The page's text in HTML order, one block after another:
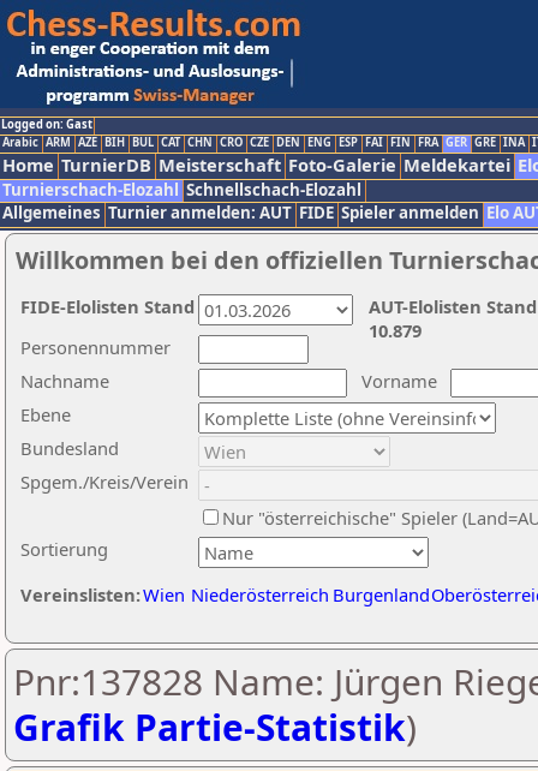
Logged on: Gast
Arabic ARM AZE BIH BUL CAT CHN CRO CZE DEN ENG ESP FAI FIN FRA GER GRE INA
Home TurnierDB Meisterschaft Foto-Galerie Meldekartei
Turnierschach-Elozahl Schnellschach-Elozahl
Allgemeines Turnier anmelden: AUT FIDE Spieler anmelden Elo
Willkommen bei den offiziellen
Nachname
Vorname
Ebene
Sortierung
Personennummer
Bundesland
Spgem./Kreis/Verein
Nur "österreichische" Spieler
Vereinslisten:Wien Niederösterreich Burgenland
AUT-Elolisten
10.879
FIDE-Elolisten Stand
Pnr:137828 Name: Jürgen
Grafik Partie-Statistik)